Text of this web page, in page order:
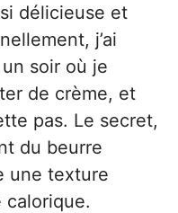
délicieuse et
j’ai
soir où je
de crème, et
pas. Le secret,
du beurre
une texture
calorique.